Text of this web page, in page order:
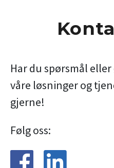
Har du spørsmål
våre løsninger og
gjerne!
Følg oss: